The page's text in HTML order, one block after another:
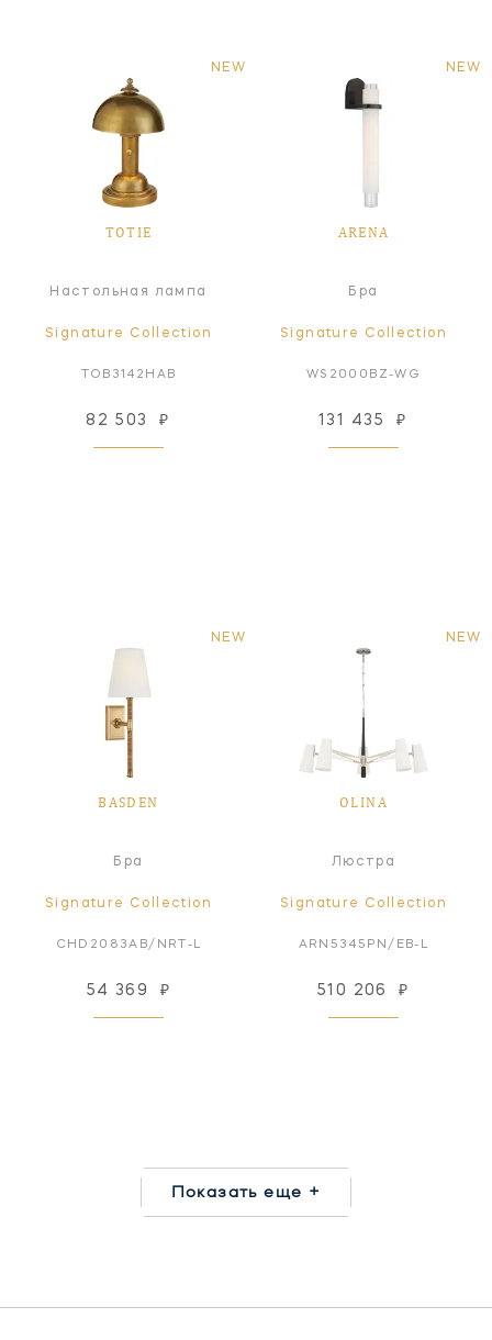
NEW
TOTIE
Настольная лампа
Signature Collection
TOB3142HAB
82 503 ₽
NEW
ARENA
Бра
Signature Collection
WS2000BZ-WG
131 435 ₽
NEW
BASDEN
Бра
Signature Collection
CHD2083AB/NRT-L
54 369 ₽
NEW
OLINA
Люстра
Signature Collection
ARN5345PN/EB-L
510 206 ₽
Показать еще +